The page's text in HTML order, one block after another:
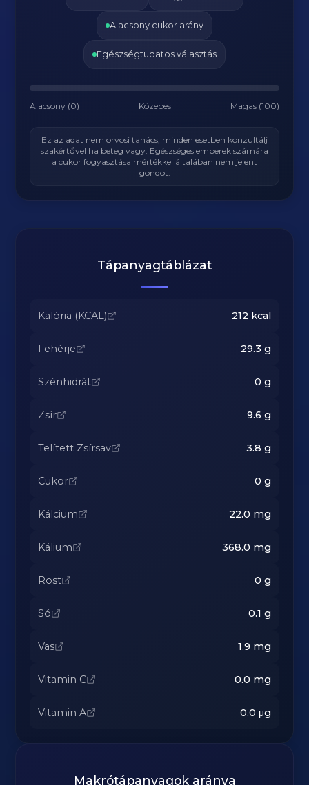
Alacsony cukor arány
Egészségtudatos választás
Alacsony (0) Közepes Magas (100)
Ez az adat nem orvosi tanács, minden esetben konzultálj
szakértővel ha beteg vagy. Egészséges emberek számára
a cukor fogyasztása mértékkel általában nem jelent
gondot.
Tápanyagtáblázat
Kalória (KCAL) 212 kcal
Fehérje 29.3 g
Szénhidrát 0 g
Zsír 9.6 g
Telített Zsírsav 3.8 g
Cukor 0 g
Kálcium 22.0 mg
Kálium 368.0 mg
Rost 0 g
Só 0.1 g
Vas 1.9 mg
Vitamin C 0.0 mg
Vitamin A 0.0 μg
Makrótápanyagok aránya